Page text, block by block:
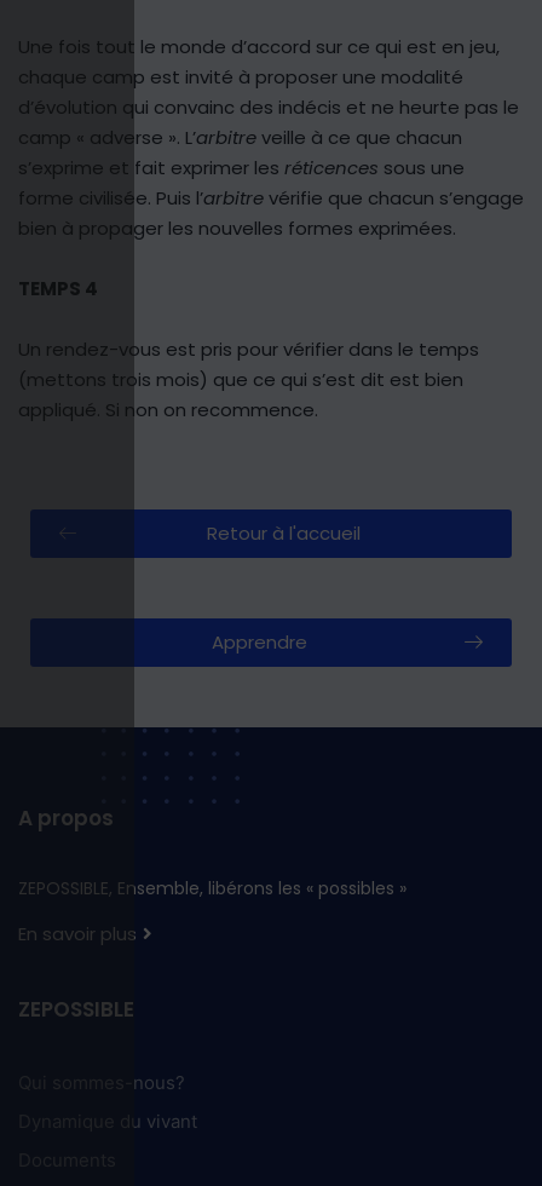
Une fois tout le monde d’accord sur ce qui est en jeu,
chaque camp est invité à proposer une modalité
d’évolution qui convainc des indécis et ne heurte pas le
camp « adverse ». L’arbitreveille à ce que chacun
s’exprime et fait exprimer les réticences sous une
forme civilisée. Puis l’arbitrevérifie que chacun s’engage
bien à propager les nouvelles formes exprimées.
TEMPS 4
Un rendez-vous est pris pour vérifier dans le temps
(mettons trois mois) que ce qui s’est dit est bien
appliqué. Si non on recommence.
Retour à l'accueil
Apprendre
A propos
ZEPOSSIBLE, Ensemble, libérons les « possibles »
En savoir plus
ZEPOSSIBLE
Qui sommes-nous?
Dynamique du vivant